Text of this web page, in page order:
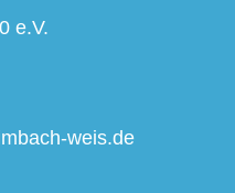
e.V.
weis.de